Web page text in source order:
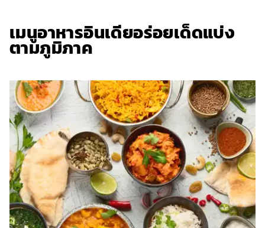
เมนูอาหารอินเดียอร่อยเด็ดแบ่ง
ตามภูมิภาค